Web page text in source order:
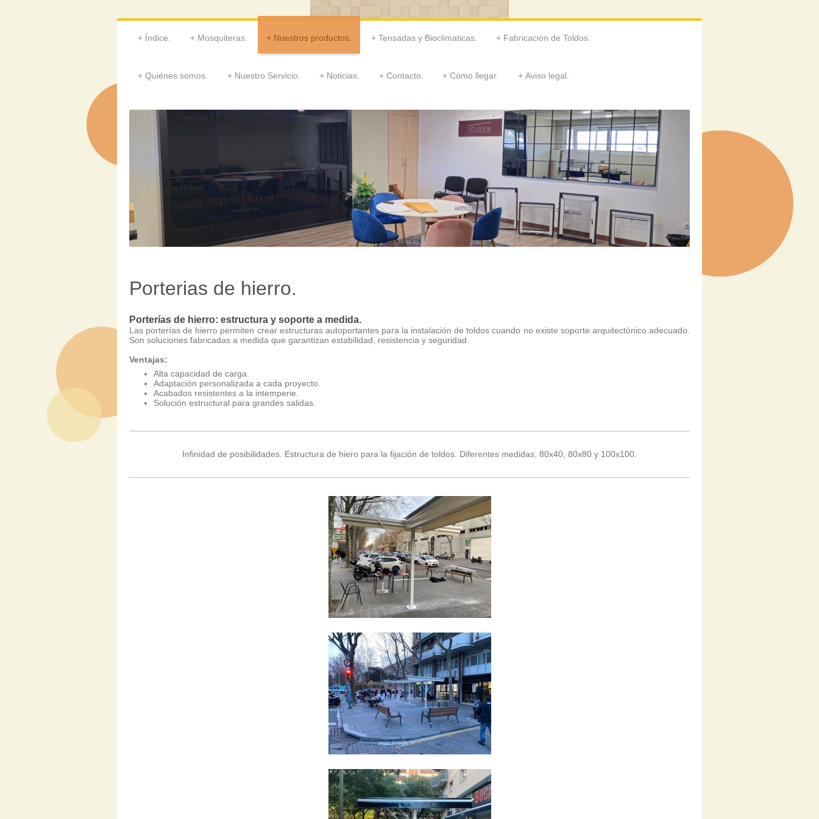
Índice. Mosquiteras. Nuestros productos. Tensadas y Bioclimaticas. Fabricación de Toldos.
Quiénes somos. Nuestro Servicio. Noticias. Contacto. Cómo llegar. Aviso legal.
Porterias de hierro.
Porterías de hierro: estructura y soporte a medida.
Las porterías de hierro permiten crear estructuras autoportantes para la instalación de toldos cuando no existe soporte arquitectónico adecuado.
Son soluciones fabricadas a medida que garantizan estabilidad, resistencia y seguridad.
Ventajas:
Alta capacidad de carga.
Adaptación personalizada a cada proyecto.
Acabados resistentes a la intemperie.
Solución estructural para grandes salidas.
Infinidad de posibilidades. Estructura de hiero para la fijación de toldos. Diferentes medidas; 80x40, 80x80 y 100x100.